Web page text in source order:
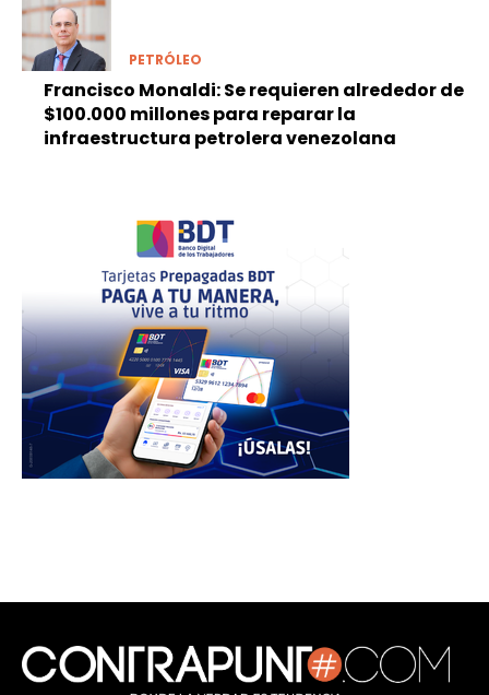
PETRÓLEO
Francisco Monaldi: Se requieren alrededor de
$100.000 millones para reparar la
infraestructura petrolera venezolana